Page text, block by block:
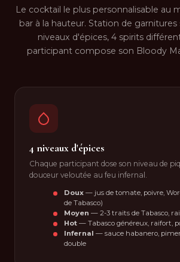
Le cocktail le plus personnalisable au
bar à la hauteur. Station de garnitures
niveaux d'épices, 4 spirits
participant compose son Bloody
4 niveaux d'épices
Chaque participant dose son niveau de
douceur veloutée au feu infernal.
Doux — jus de tomate, poivre,
de Tabasco)
Moyen — 2-3 traits de Tabasco,
Hot — Tabasco généreux, raifort,
Infernal — sauce habanero,
double